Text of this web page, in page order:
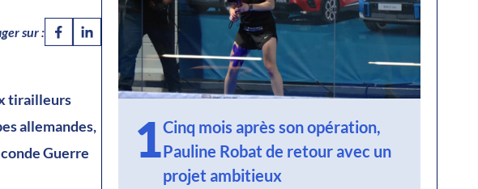
sur :
tirailleurs
allemandes,
Guerre
1Cinq mois après son opération,
Pauline Robat de retour avec un
projet ambitieux